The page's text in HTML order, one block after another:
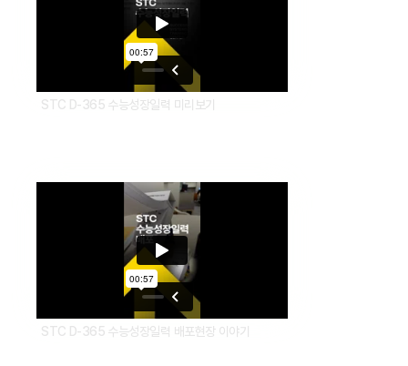
STC D-365 수능성장일력 미리보기
STC D-365 수능성장일력 배포현장 이야기